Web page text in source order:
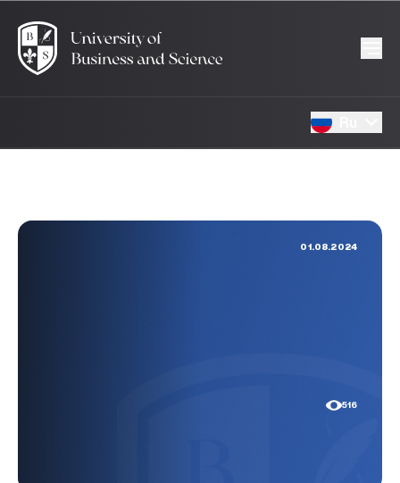
01.08.2024
516